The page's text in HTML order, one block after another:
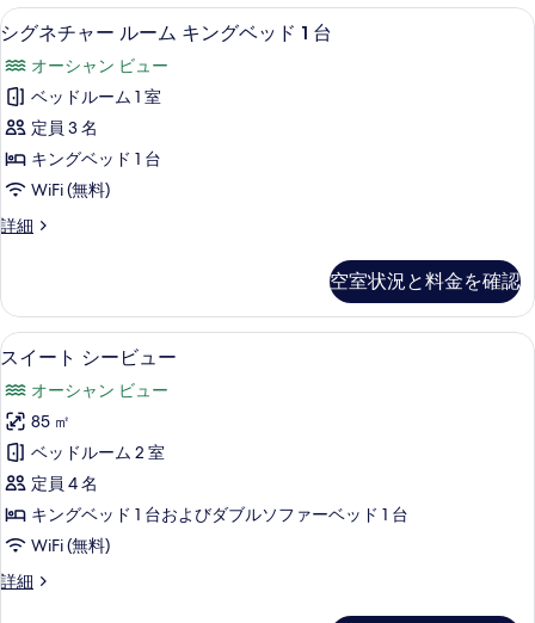
真
を
表
示
す
る
ブ
ル
ッ
ド
台
シ
ー
ビ
ュ
細
シ
グ
ネ
チ
ャ
ー
ル
ー
キ
ン
グ
ベ
ッ
ド
1
台
の
す
高級寝具、ミニバー、セーフティボ
2
シグネチャー ルーム キングベッド 1 台
オーシャン ビュー
ベッドルーム 1 室
定員 3 名
キングベッド 1 台
WiFi (無料)
詳細
シ
ャ
ー
ル
ム
キ
ン
グ
ベ
ッ
ド
の
空室状況と料金を確認
ス
ー
ト
シ
ー
ビ
ュ
ー
高級寝具、ミニバー、セーフティボ
3
スイート シービュー
オーシャン ビュー
85 ㎡
ベッドルーム 2 室
定員 4 名
キングベッド 1 台およびダブルソファーベッド 1 台
WiFi (無料)
詳細
ス